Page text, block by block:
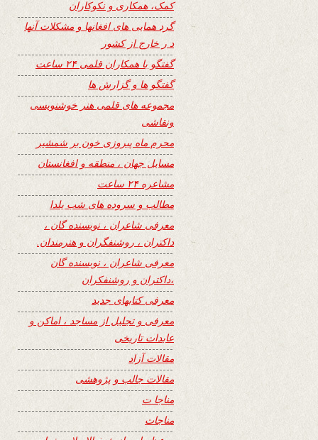
کمک، همکاری و نکوکاران
گرد همایی های افغانها و مشکلات آنها
د ر خارج از کشور
گفتگو با همکاران قلمی ۲۴ ساعت
گفتگو ها و گزارش ها
مجموعه های قلمی هنر خوشنویسی
ونقاشی
محرم ماه پیروزی خون بر شمشیر
مسایل جهان ، منطقه و افغانستان
مشاعره ۲۴ ساعت
مطالب و سروده های شب یلدا
معرفی شاعران ، نویسنده گان ،
داکتران ، روشنفگران و هنرمندان.
معرفی شاعران ، نویسنده گان
،داکتران و روشنفکران
معرفی کتابهای جدید
معرفی و تجلیل از مساجد ، اماکن و
عابدات تاریخی
مقالات آزاد
مقالات جالب و پژوهشی
مناجا ت
مناجات